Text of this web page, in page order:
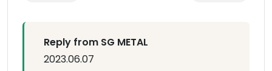
Reply from SG METAL
2023.06.07